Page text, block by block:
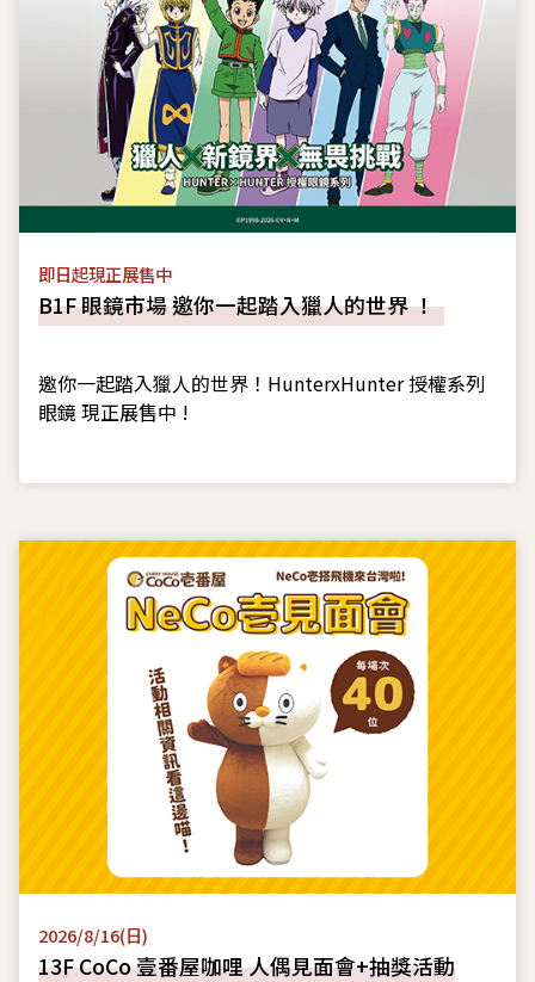
即日起現正展售中
B1F 眼鏡市場 邀你一起踏入獵人的世界 ！
邀你一起踏入獵人的世界！HunterxHunter 授權系列
眼鏡 現正展售中 !
2026/8/16(日)
13F CoCo 壹番屋咖哩 人偶見面會+抽獎活動